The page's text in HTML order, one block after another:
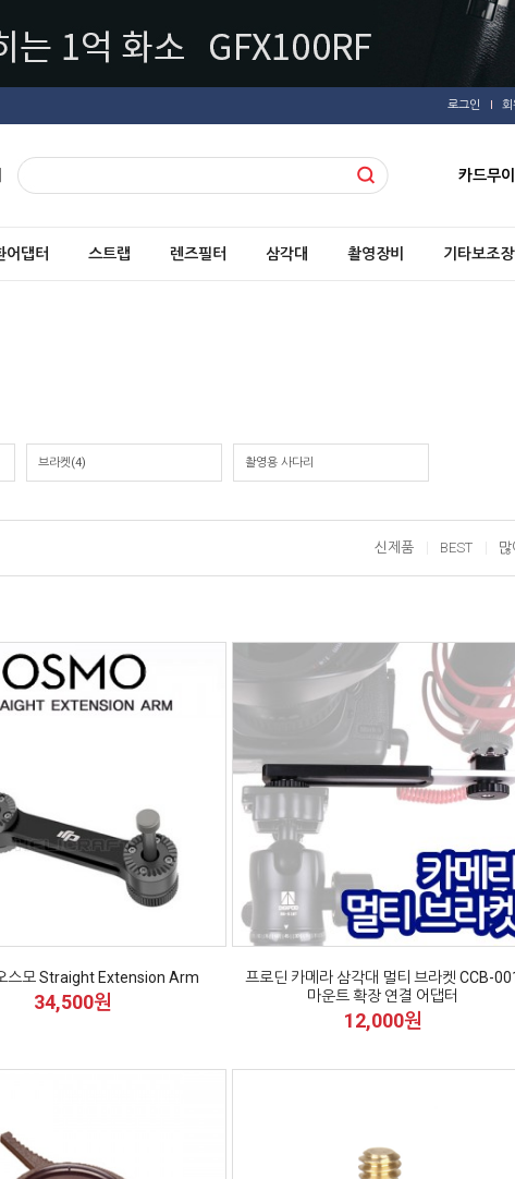
로그인 회
카드무
어댑터 스트랩 렌즈필터 삼각대 촬영장비 기타보조장
브라켓(4) 촬영용 사다리
신제품 BEST
스모 Straight Extension Arm
34,500원
프로딘 카메라 삼각대 멀티 브라켓 CCB-
마운트 확장 연결 어댑터
12,000원